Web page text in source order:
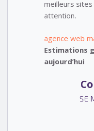
meilleurs
attention.
agence web
Estimations
aujourd’hui
SE